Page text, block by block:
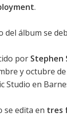
.
del álbum se
por Stephen
y octubre
Studio en
se edita en tres